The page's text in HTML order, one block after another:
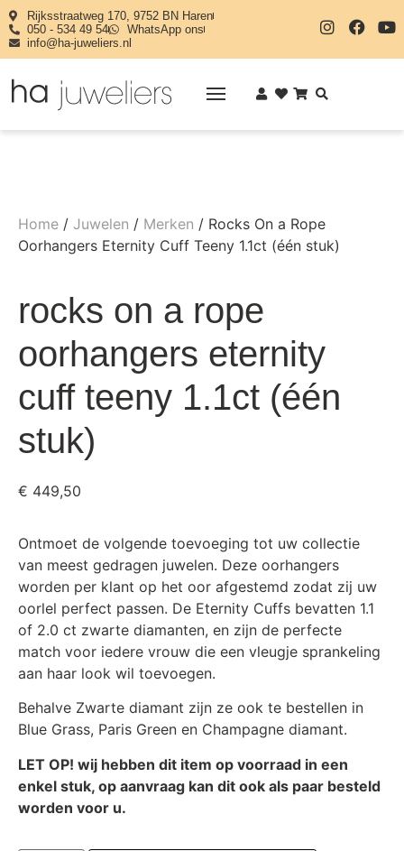
Rijksstraatweg 170, 9752 BN Haren
050 - 534 49 54
WhatsApp ons
info@ha-juweliers.nl
Home / Juwelen / Merken / Rocks On a Rope
Oorhangers Eternity Cuff Teeny 1.1ct (één stuk)
rocks on a rope
oorhangers eternity
cuff teeny 1.1ct (één
stuk)
€ 449,50
Ontmoet de volgende toevoeging tot uw collectie
van meest gedragen juwelen. Deze oorhangers
worden per klant op het oor afgestemd zodat zij uw
oorlel perfect passen. De Eternity Cuffs bevatten 1.1
of 2.0 ct zwarte diamanten, en zijn de perfecte
match voor iedere vrouw die een vleugje sprankeling
aan haar look wil toevoegen.
Behalve Zwarte diamant zijn ze ook te bestellen in
Blue Grass, Paris Green en Champagne diamant.
LET OP! wij hebben dit item op voorraad in een
enkel stuk, op aanvraag kan dit ook als paar besteld
worden voor u.